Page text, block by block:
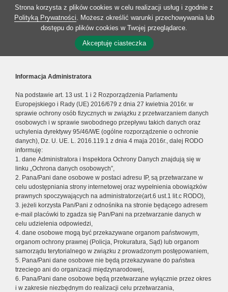
Strona korzysta z plików cookies w celu realizacji usług i zgodnie z
Polityką Prywatności. Możesz określić warunki przechowywania lub
dostępu do plików cookies w Twojej przeglądarce.
Akceptuję ciasteczka
Informacja Administratora
Na podstawie art. 13 ust. 1 i 2 Rozporządzenia Parlamentu
Europejskiego i Rady (UE) 2016/679 z dnia 27 kwietnia 2016r. w
sprawie ochrony osób fizycznych w związku z przetwarzaniem danych
osobowych i w sprawie swobodnego przepływu takich danych oraz
uchylenia dyrektywy 95/46/WE (ogólne rozporządzenie o ochronie
danych), Dz. U. UE. L. 2016.119.1 z dnia 4 maja 2016r., dalej RODO
informuję:
1. dane Administratora i Inspektora Ochrony Danych znajdują się w
linku „Ochrona danych osobowych”,
2. Pana/Pani dane osobowe w postaci adresu IP, są przetwarzane w
celu udostępniania strony internetowej oraz wypełnienia obowiązków
prawnych spoczywających na administratorze(art.6 ust.1 lit.c RODO),
3. jeżeli korzysta Pan/Pani z odnośnika na stronie będącego adresem
e-mail placówki to zgadza się Pan/Pani na przetwarzanie danych w
celu udzielenia odpowiedzi,
4. dane osobowe mogą być przekazywane organom państwowym,
organom ochrony prawnej (Policja, Prokuratura, Sąd) lub organom
samorządu terytorialnego w związku z prowadzonym postępowaniem,
5. Pana/Pani dane osobowe nie będą przekazywane do państwa
trzeciego ani do organizacji międzynarodowej,
6. Pana/Pani dane osobowe będą przetwarzane wyłącznie przez okres
i w zakresie niezbędnym do realizacji celu przetwarzania,